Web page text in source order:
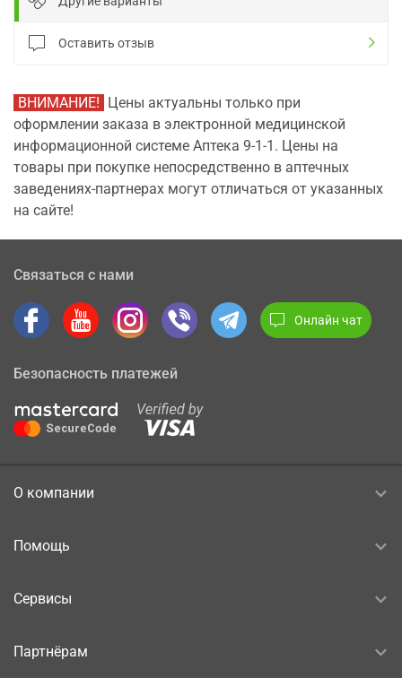
Оставить отзыв
ВНИМАНИЕ! Цены актуальны только при
оформлении заказа в электронной медицинской
информационной системе Аптека 9-1-1. Цены на
товары при покупке непосредственно в аптечных
заведениях-партнерах могут отличаться от указанных
на сайте!
Связаться с нами
Онлайн чат
Безопасность платежей
О компании
Помощь
Сервисы
Партнёрам